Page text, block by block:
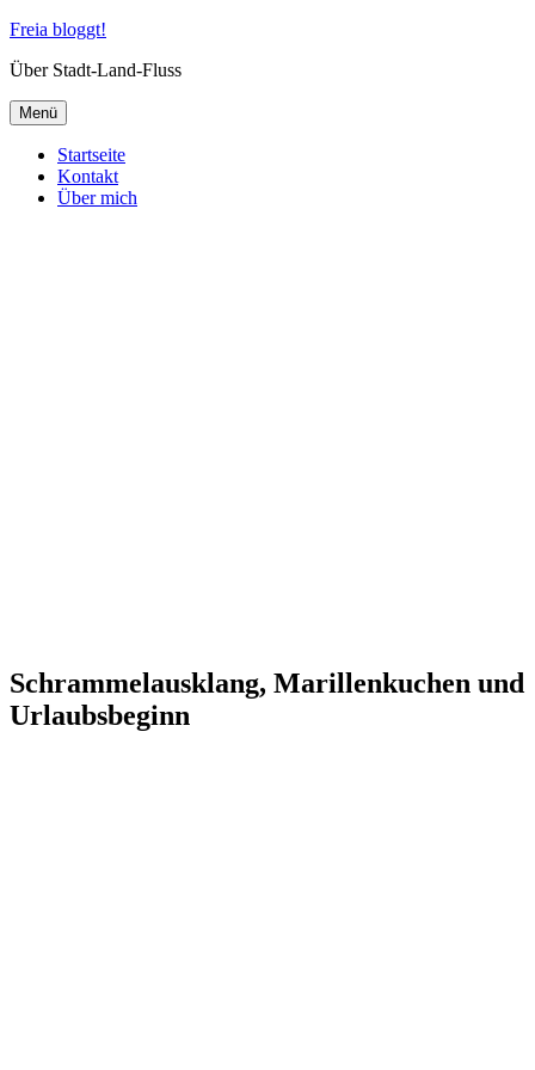
Zum
springen
Freia bloggt!
Über Stadt-Land-Fluss
Menü
Startseite
Kontakt
Über mich
Schrammelausklang, Marillenkuchen und
Urlaubsbeginn